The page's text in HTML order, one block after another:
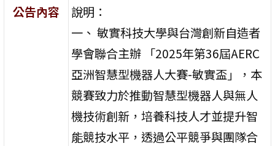
公告內容
說明：
一、 敏實科技大學與台灣創新自造者
學會聯合主辦 「2025年第36屆AERC
亞洲智慧型機器人大賽-敏實盃」，本
競賽致力於推動智慧型機器人與無人
機技術創新，培養科技人才並提升智
能競技水平，透過公平競爭與團隊合